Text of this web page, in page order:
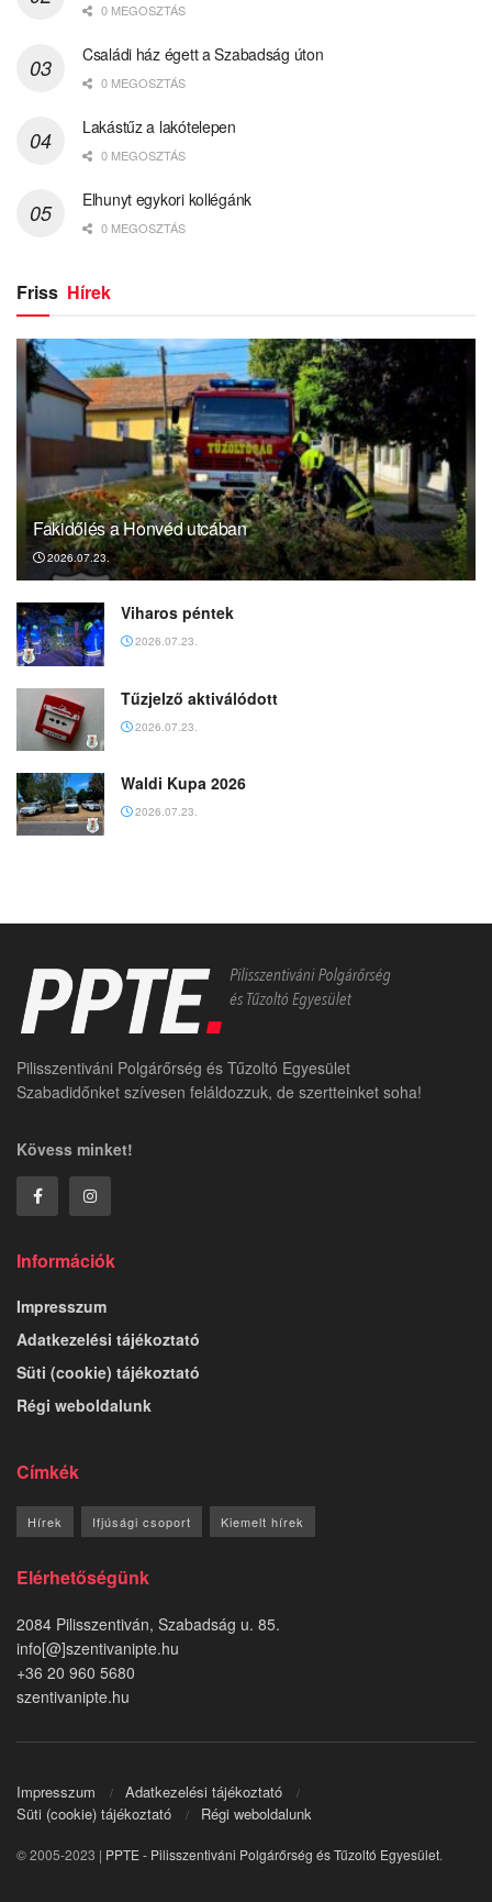
0 MEGOSZTÁS
Családi ház égett a Szabadság úton
0 MEGOSZTÁS
Lakástűz a lakótelepen
0 MEGOSZTÁS
Elhunyt egykori kollégánk
0 MEGOSZTÁS
Friss Hírek
Fakidőlés a Honvéd utcában
2026.07.23.
Viharos péntek
2026.07.23.
Tűzjelző aktiválódott
2026.07.23.
Waldi Kupa 2026
2026.07.23.
Pilisszentiváni Polgárőrség és Tűzoltó Egyesület
Szabadidőnket szívesen feláldozzuk, de szertteinket soha!
Kövess minket!
Információk
Impresszum
Adatkezelési tájékoztató
Süti (cookie) tájékoztató
Régi weboldalunk
Címkék
Hírek Ifjúsági csoport Kiemelt hírek
Elérhetőségünk
2084 Pilisszentiván, Szabadság u. 85.
info[@]szentivanipte.hu
+36 20 960 5680
szentivanipte.hu
Impresszum
Adatkezelési tájékoztató
Süti (cookie) tájékoztató
Régi weboldalunk
© 2005-2023 | PPTE - Pilisszentiváni Polgárőrség és Tűzoltó Egyesület.